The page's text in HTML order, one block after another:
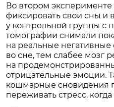
Во втором
фиксировать свои сны
у контрольной группы с
томографии снимали
на реальные
во сне, тем слабее мозг
на
отрицательные эмоции.
кошмарные сновидения
переживать стресс,